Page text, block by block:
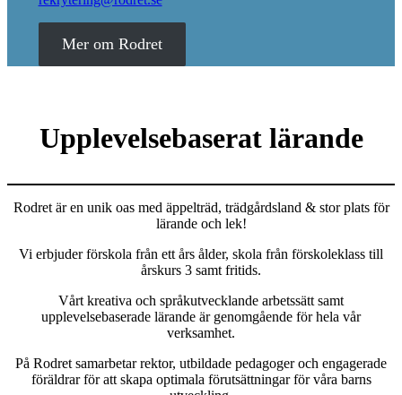
Mer om Rodret
Upplevelsebaserat lärande
Rodret är en unik oas med äppelträd, trädgårdsland & stor plats för
lärande och lek!
Vi erbjuder förskola från ett års ålder, skola från förskoleklass till
årskurs 3 samt fritids.
Vårt kreativa och språkutvecklande arbetssätt samt
upplevelsebaserade lärande är genomgående för hela vår
verksamhet.
På Rodret samarbetar rektor, utbildade pedagoger och engagerade
föräldrar för att skapa optimala förutsättningar för våra barns